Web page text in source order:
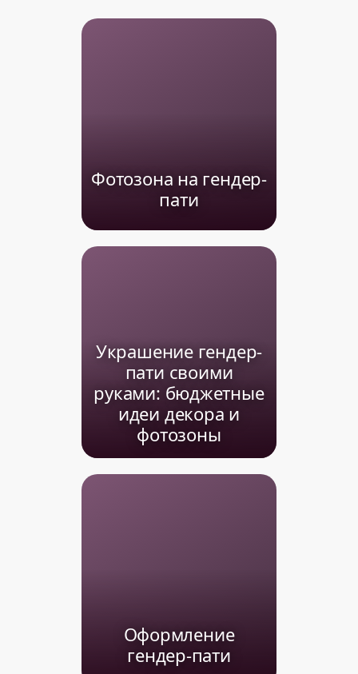
Фотозона на гендер-
пати
Украшение гендер-
пати своими
руками: бюджетные
идеи декора и
фотозоны
Оформление
гендер-пати